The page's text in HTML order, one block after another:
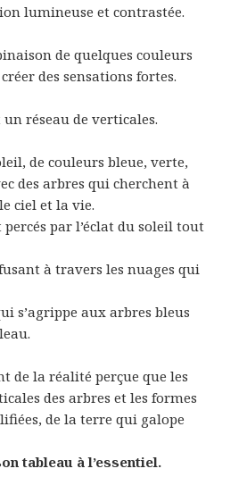
lumineuse et contrastée.
de quelques couleurs
des sensations fortes.
réseau de verticales.
de couleurs bleue, verte,
des arbres qui cherchent à
ciel et la vie.
percés par l’éclat du soleil tout
à travers les nuages qui
s’agrippe aux arbres bleus
de la réalité perçue que les
des arbres et les formes
de la terre qui galope
tableau à l’essentiel.